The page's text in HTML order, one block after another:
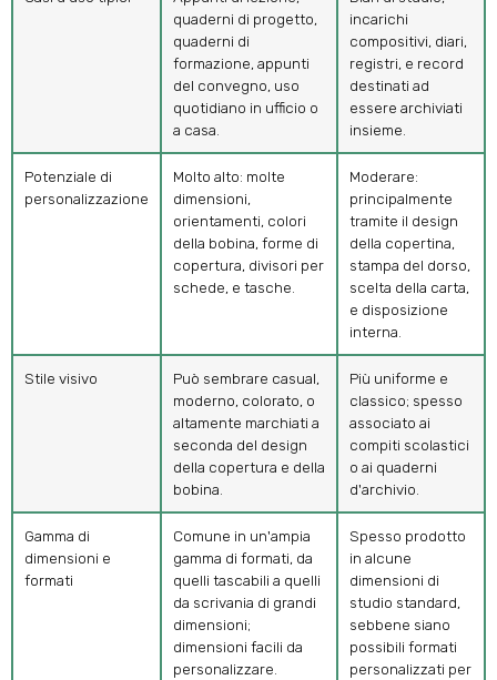
quaderni di progetto,
quaderni di
formazione, appunti
del convegno, uso
quotidiano in ufficio o
a casa.
incarichi
compositivi, diari,
registri, e record
destinati ad
essere archiviati
insieme.
Potenziale di
personalizzazione
Molto alto: molte
dimensioni,
orientamenti, colori
della bobina, forme di
copertura, divisori per
schede, e tasche.
Moderare:
principalmente
tramite il design
della copertina,
stampa del dorso,
scelta della carta,
e disposizione
interna.
Stile visivo
Può sembrare casual,
moderno, colorato, o
altamente marchiati a
seconda del design
della copertura e della
bobina.
Più uniforme e
classico; spesso
associato ai
compiti scolastici
o ai quaderni
d'archivio.
Gamma di
dimensioni e
formati
Comune in un'ampia
gamma di formati, da
quelli tascabili a quelli
da scrivania di grandi
dimensioni;
dimensioni facili da
personalizzare.
Spesso prodotto
in alcune
dimensioni di
studio standard,
sebbene siano
possibili formati
personalizzati per